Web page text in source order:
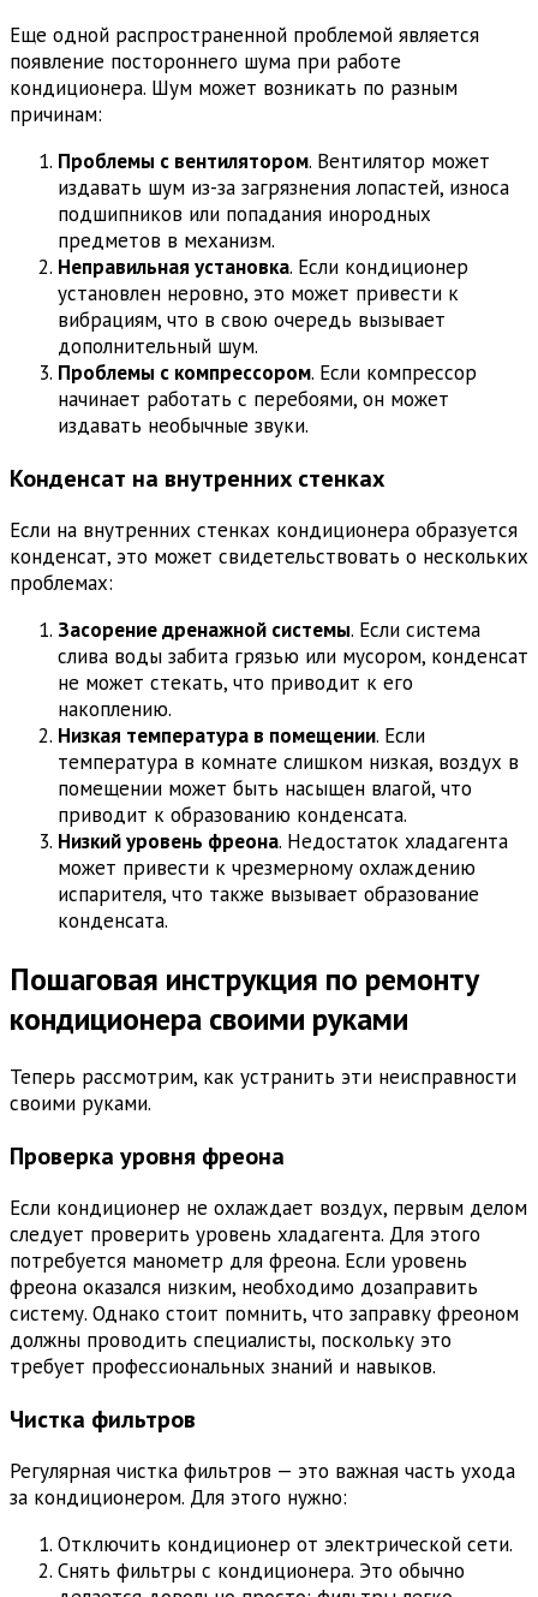
Еще одной распространенной проблемой является
появление постороннего шума при работе
кондиционера. Шум может возникать по разным
причинам:
Проблемы с вентилятором. Вентилятор может
издавать шум из-за загрязнения лопастей, износа
подшипников или попадания инородных
предметов в механизм.
Неправильная установка. Если кондиционер
установлен неровно, это может привести к
вибрациям, что в свою очередь вызывает
дополнительный шум.
Проблемы с компрессором. Если компрессор
начинает работать с перебоями, он может
издавать необычные звуки.
Конденсат на внутренних стенках
Если на внутренних стенках кондиционера образуется
конденсат, это может свидетельствовать о нескольких
проблемах:
Засорение дренажной системы. Если система
слива воды забита грязью или мусором, конденсат
не может стекать, что приводит к его
накоплению.
Низкая температура в помещении. Если
температура в комнате слишком низкая, воздух в
помещении может быть насыщен влагой, что
приводит к образованию конденсата.
Низкий уровень фреона. Недостаток хладагента
может привести к чрезмерному охлаждению
испарителя, что также вызывает образование
конденсата.
Пошаговая инструкция по ремонту
кондиционера своими руками
Теперь рассмотрим, как устранить эти неисправности
своими руками.
Проверка уровня фреона
Если кондиционер не охлаждает воздух, первым делом
следует проверить уровень хладагента. Для этого
потребуется манометр для фреона. Если уровень
фреона оказался низким, необходимо дозаправить
систему. Однако стоит помнить, что заправку фреоном
должны проводить специалисты, поскольку это
требует профессиональных знаний и навыков.
Чистка фильтров
Регулярная чистка фильтров — это важная часть ухода
за кондиционером. Для этого нужно:
Отключить кондиционер от электрической сети.
Снять фильтры с кондиционера. Это обычно